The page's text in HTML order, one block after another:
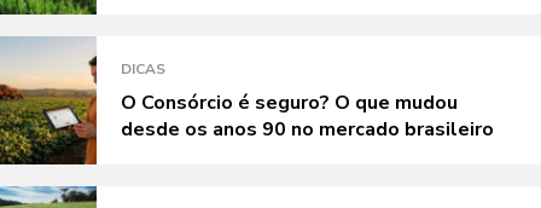
DICAS
O Consórcio é seguro? O que mudou
desde os anos 90 no mercado brasileiro